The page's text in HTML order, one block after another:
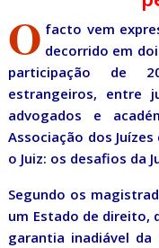
O facto vem
decorrido em
participação de
estrangeiros, entre
advogados e
Associação dos
o Juiz: os desafios da
Segundo os
um Estado de direito,
garantia inadiável